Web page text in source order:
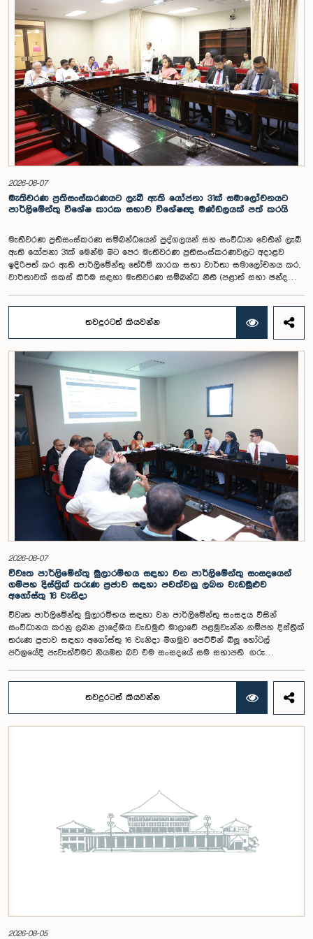
අවධානයට යොමු කර තිබිණි.එහිදී විගණකාධිපතිවරියගේ වගකීම්, රාජ්‍ය මූල්‍ය
අධීක්ෂණය හා විගණන ක්ෂේත්‍රයේ ස්වාධීනත්වය ඇතුළු කරුණු සැලකිල්ලට
ගනිමින් වැටුප් මට්ටම පිළිබඳව කාරක සභා සභාපතිවරයා ඇතුළු මන්ත්‍රීවරුන්
විසින් අදහස් හා යෝජනා ඉදිරිපත් කරන ලදී. ආණ්ඩුක්‍රම ව්‍යස්ථාවේ 170 වෙනි
ව්‍යවස්ථාව ප්‍රකාරව විගණකාධිපති රාජ්‍ය සේවකයකු නොවන බවත් පවත්නා
රාජ්‍ය වැටුප් පරිමාණයෙන් බැහැරව විගණකාධිපතිවරයාගේ වැටුප සඳහා
විශේෂ සැලකිල්ලක් යොමු කළ හැකි බවත් මෙහිදි වැඩිදුරටත් අදහස් දක්වමින්
කාරක සභාව පවසා සිටියේය. යොජිත වැටුප, මීට පෙර සිටි
විගණකාධිපතිවරුන්ගේ වැටුප් ද සලකා බලමින් මෙම තිරණයට එළඹුණ බව
නිලධාරීන් විසින් පවසන ලදී. මිට පෙර, එය ජාතික වැටුප් හා සේවක සංඛ්‍යා
කොමිෂන් සභාවෙන් තිරණය කළ ද වර්තමානයේ එවැනි කොමිසමක් නොමැති
බවත් නිලධාරීහු සදහන් කළහ.විගණකාධිපතිවරිය සඳහා යෝජිත වැටුප්
මට්ටම අනුමත කළ ද, එම තනතුරට පැවරී ඇති වගකීම් සහ කාර්යභාරය
සැලකිල්ලට ගනිමින් වැටුප තවදුරටත් ඉහළ මට්ටමක පැවතිය යුතු බවට කාරක
සභා සභාපතිවරයා ඇතුළු මන්ත්‍රීවරුන්ගේ අදහස විය. ඒ අනුව, අදාළ වැටුප්
මට්ටම සම්බන්ධයෙන් ඉදිරියේදී තවදුරටත් අවධානය යොමු කර අවශ්‍ය තීරණ
ගැනීමේ අවශ්‍යතාව ද කාරක සභාවේදී පෙන්වා දුන් අතර ස්ථිර සහ ස්වධින
වැටුප් හා සේවක සංඛ්‍යා කොමිෂන් සභාවක් ස්ථාපිත කරන ලෙස කාරක
2026-08-07
මැතිවරණ ප්‍රතිසංස්කරණයට ලැබී ඇති යෝජනා 31ක් සමාලෝචනයට
පාර්ලිමේන්තු විශේෂ කාරක සභාව විශේෂඥ මණ්ඩලයක් පත් කරයි
මැතිවරණ ප්‍රතිසංස්කරණ සම්බන්ධයෙන් පුද්ගලයන් සහ සංවිධාන වෙතින් ලැබී
ඇති යෝජනා 31ක් මෙන්ම මීට පෙර මැතිවරණ ප්‍රතිසංස්කරණවලට අදාළව
ඉදිරිපත් කර ඇති පාර්ලිමේන්තු තේරීම් කාරක සභා වාර්තා සමාලෝචනය කර,
වාර්තාවක් සකස් කිරීම සඳහා මැතිවරණ සම්බන්ධ නීති (පළාත් සභා ඡන්ද
කාරක සභාව රාජ්‍ය පරිපාලන, පළාත් සභා සහ පළාත් පාලන ගරු අමාත්‍ය
මහාචාර්ය ඒ.එච්.එම්.එච්. අබයරත්න මහතාගේ සභාපතිත්වයෙන්
පාර්ලිමේන්තුවේදී පසුගියදා රැස් වූ අවස්ථාවේදීය.එහිදී 2004, 2007 සහ 2022
වසරවල පාර්ලිමේන්තු තේරීම් කාරක සභා වාර්තා මෙන්ම පුද්ගලයන් හා
සංවිධාන විසින් ඉදිරිපත් කර ඇති යෝජනා 31ක් පදනම් කර ගනිමින් මැතිවරණ
ප්‍රතිසංස්කරණ සම්බන්ධයෙන් දීර්ඝ ලෙස සාකච්ඡා කෙරිණි.සාකච්ඡාවේදී පළාත්
පාලන මැතිවරණ ක්‍රමය සඳහා මිශ්‍ර මැතිවරණ ක්‍රමයක් හඳුන්වා දීම, සුළු පක්ෂ
හා සුළුතර කණ්ඩායම්වල නියෝජනය තහවුරු කිරීම, කාන්තා නියෝජනය
වැඩිදියුණු කිරීම, විද්‍යුත් ඡන්ද ක්‍රමවේදයක් හඳුන්වා දීම සහ කල්තියා ඡන්දය
ප්‍රකාශ කිරීමේ පහසුකම් සැලසීම ඇතුළු යෝජනා පිළිබඳව අවධානය යොමු
විය. එමෙන්ම විදේශගත ශ්‍රී ලාංකිකයන්ට ඡන්ද අයිතිය ලබාදීම සම්බන්ධයෙන්
වන යෝජනා පිළිබඳව ද සලකා බැලුණු අතර, ඒ සඳහා අවශ්‍ය නීතිමය හා
පරිපාලනමය ප්‍රතිපාදන පිළිබඳ වැඩිදුර අධ්‍යයනය කිරීමේ අවශ්‍යතාව
අවධාරණය කෙරිණි.කාරක සභාව විසින් පත් කළ විශේෂඥ මණ්ඩලය මඟින්
ලැබී ඇති යෝජනා 31 සහ පූර්ව පාර්ලිමේන්තු තේරීම් කාරක සභා වාර්තා
විශ්ලේෂණය කර ප්‍රායෝගික නිර්දේශ සහිත වාර්තාවක් සකස් කිරීමට නියමිත
අතර, එම නිර්දේශ සමාලෝචනය කිරීම සඳහා ඉදිරි කටයුතු සිදු කිරීමට කාරක
සභාව තීරණය කළේය.මෙම රැස්වීමට කාරක සභා සාමාජික ගරු අමාත්‍ය
ආචාර්ය උපාලි පන්නිලගේ මහතා සහ ගරු පාර්ලිමේන්තු මන්ත්‍රීවරුන් වන රවී
කරුණානායක, රුවන්තිලක ජයකොඩි සහ කදිරවේලු ෂන්මුගම් කුගදාසන් යන
මහත්වරු සහභාගී වූහ.
තවදුරටත් කියවන්න
2026-08-07
විවෘත පාර්ලිමේන්තු මුලාරම්භය සඳහා වන පාර්ලිමේන්තු සංසදයෙන්
ගම්පහ දිස්ත්‍රික් තරුණ ප්‍රජාව සඳහා පවත්වනු ලබන වැඩමුළුව
අගෝස්තු 16 වැනිදා
විවෘත පාර්ලිමේන්තු මුලාරම්භය සඳහා වන පාර්ලිමේන්තු සංසදය විසින්
සංවිධානය කරනු ලබන ප්‍රාදේශීය වැඩමුළු මාලාවේ පළමුවැන්න ගම්පහ දිස්ත්‍රික්
තරුණ ප්‍රජාව සඳහා අගෝස්තු 16 වැනිදා මීගමුව ජෙට්වින් බ්ලූ හෝටල්
පරිශ්‍රයේදී පැවැත්වීමට නියමිත බව එම සංසදයේ සම සභාපති ගරු
සහභාගීත්වයෙන් විවෘත පාර්ලිමේන්තු සංකල්පය තවදුරටත් ප්‍රවර්ධනය කිරීමේ
අරමුණින් මෙම වැඩමුළු මාලාව සංවිධානය කෙරෙන අතර සංසදයේ සාමාජික
මන්ත්‍රීවරු මෙන්ම ගම්පහ දිස්ත්‍රික් පාර්ලිමේන්තු මන්ත්‍රීවරුන් ද මෙම අවස්ථාවට
සංසදයේ සාමාජික මන්ත්‍රීවරු සහ වැඩමුළු මාලාව සඳහා අනුග්‍රාහකත්වය
සපයන සංවර්ධන සහකරු වන CII (Coalition for Inclusive Impact)
ආයතනයේ නියෝජිතයෝ එක්ව සිටියහ.මෙම වැඩමුළුව සඳහා සහභාගීවීමට
අපේක්ෂා කරන ගම්පහ දිස්ත්‍රික්කයේ වයස අවු 18 – 35 අතර තරුණ තරුණියන්
https://forms.gle/aVp5UzhLbtPSmVap8 සබැඳිය ඔස්සේ අදාළ පෝරමය
සම්පූර්ණ කොට ලියාපදිංචි විය විය යුතුය.
තවදුරටත් කියවන්න
2026-08-05